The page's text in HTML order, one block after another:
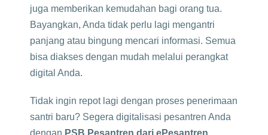
juga memberikan kemudahan bagi orang tua.
Bayangkan, Anda tidak perlu lagi mengantri
panjang atau bingung mencari informasi. Semua
bisa diakses dengan mudah melalui perangkat
digital Anda.
Tidak ingin repot lagi dengan proses penerimaan
santri baru? Segera digitalisasi pesantren Anda
dengan PSB Pesantren dari ePesantren.